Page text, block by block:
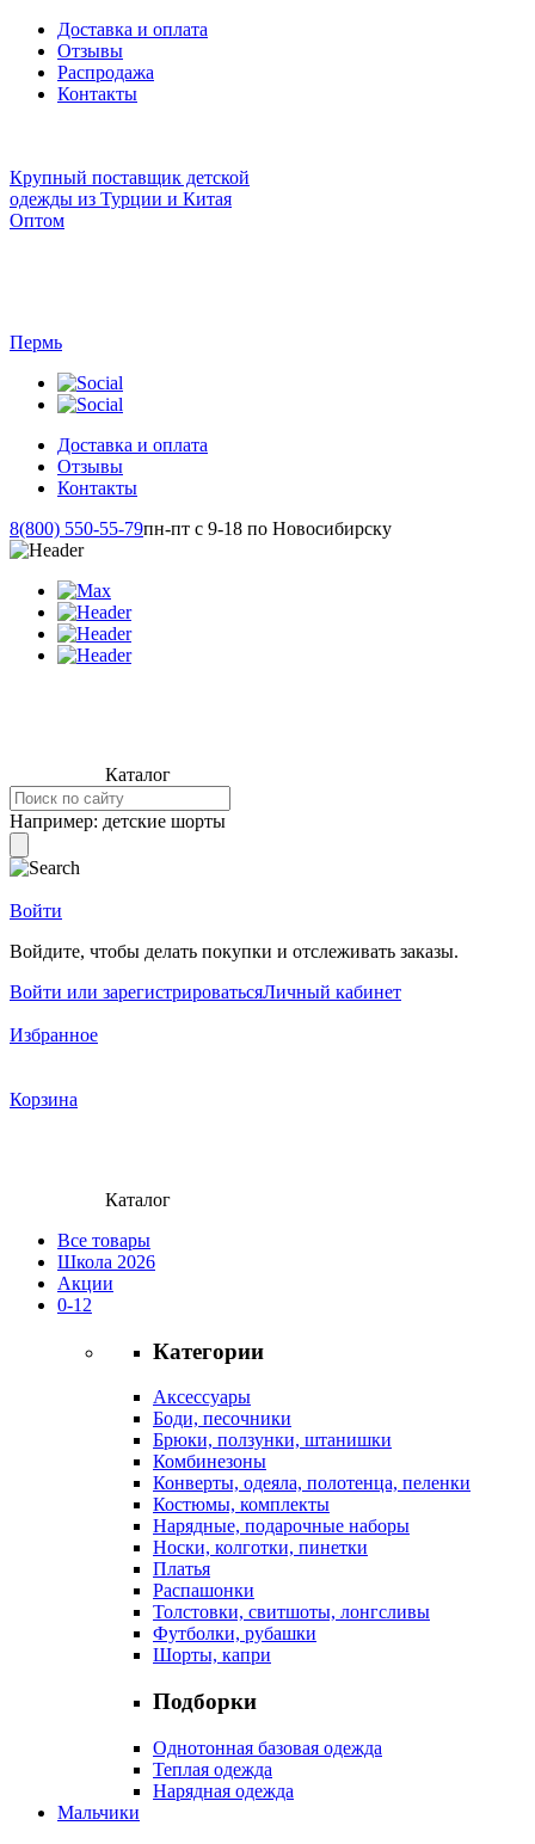
Доставка и оплата
Отзывы
Распродажа
Контакты
Крупный поставщик детской
одежды из Турции и Китая
Оптом
Пермь
Доставка и оплата
Отзывы
Контакты
8(800) 550-55-79пн-пт с 9-18 по Новосибирску
Каталог
Например: детские шорты
Войти
Войдите, чтобы делать покупки и отслеживать заказы.
Войти или зарегистрироватьсяЛичный кабинет
Избранное
Корзина
Каталог
Все товары
Школа 2026
Акции
0-12
Категории
Аксессуары
Боди, песочники
Брюки, ползунки, штанишки
Комбинезоны
Конверты, одеяла, полотенца, пеленки
Костюмы, комплекты
Нарядные, подарочные наборы
Носки, колготки, пинетки
Платья
Распашонки
Толстовки, свитшоты, лонгсливы
Футболки, рубашки
Шорты, капри
Подборки
Однотонная базовая одежда
Теплая одежда
Нарядная одежда
Мальчики